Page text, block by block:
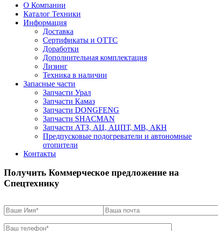
О Компании
Каталог Техники
Информация
Доставка
Сертификаты и ОТТС
Доработки
Дополнительная комплектация
Лизинг
Техника в наличии
Запасные части
Запчасти Урал
Запчасти Камаз
Запчасти DONGFENG
Запчасти SHACMAN
Запчасти АТЗ, АЦ, АЦПТ, МВ, АКН
Предпусковые подогреватели и автономные
отопители
Контакты
Получить Коммерческое предложение на
Спецтехнику